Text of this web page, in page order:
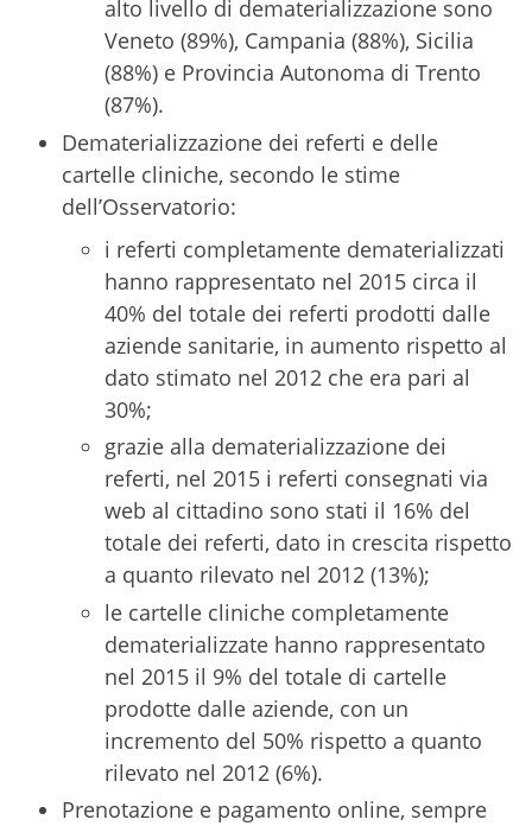
alto livello di dematerializzazione sono
Veneto (89%), Campania (88%), Sicilia
(88%) e Provincia Autonoma di Trento
(87%).
Dematerializzazione dei referti e delle
cartelle cliniche, secondo le stime
dell’Osservatorio:
i referti completamente dematerializzati
hanno rappresentato nel 2015 circa il
40% del totale dei referti prodotti dalle
aziende sanitarie, in aumento rispetto al
dato stimato nel 2012 che era pari al
30%;
grazie alla dematerializzazione dei
referti, nel 2015 i referti consegnati via
web al cittadino sono stati il 16% del
totale dei referti, dato in crescita rispetto
a quanto rilevato nel 2012 (13%);
le cartelle cliniche completamente
dematerializzate hanno rappresentato
nel 2015 il 9% del totale di cartelle
prodotte dalle aziende, con un
incremento del 50% rispetto a quanto
rilevato nel 2012 (6%).
Prenotazione e pagamento online, sempre